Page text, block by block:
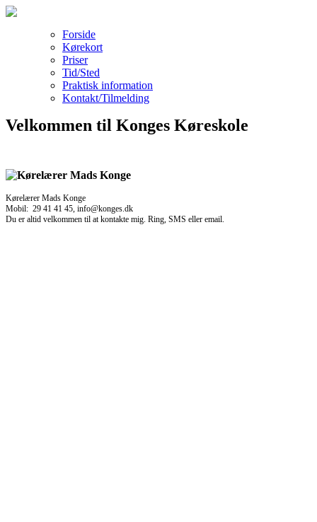
Forside
Kørekort
Priser
Tid/Sted
Praktisk information
Kontakt/Tilmelding
Velkommen til Konges Køreskole
Kørelærer Mads Konge
Mobil: 29 41 41 45, info@konges.dk
Du er altid velkommen til at kontakte mig. Ring, SMS eller email.